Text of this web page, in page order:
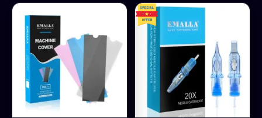
טווח
מחירים:
עד
למוצר
זה
יש
מספר
סוגים.
לבחור
האפשרויות
זה
יש
מספר
סוגים.
ניתן
לבחור
את
האפשרויות